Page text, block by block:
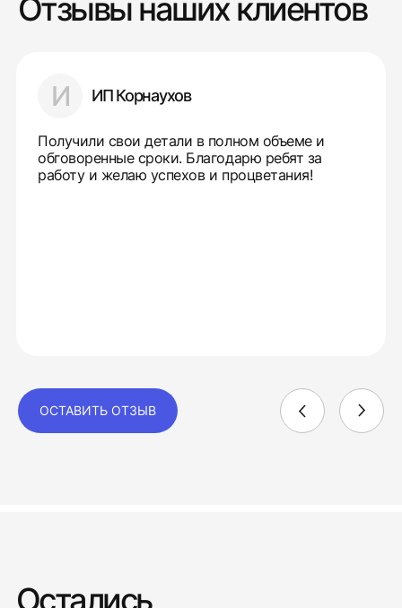
Отзывы наших клиентов
И ИП Корнаухов
Получили свои детали в полном объеме и
обговоренные сроки. Благодарю ребят за
работу и желаю успехов и процветания!
ОСТАВИТЬ ОТЗЫВ
Остались